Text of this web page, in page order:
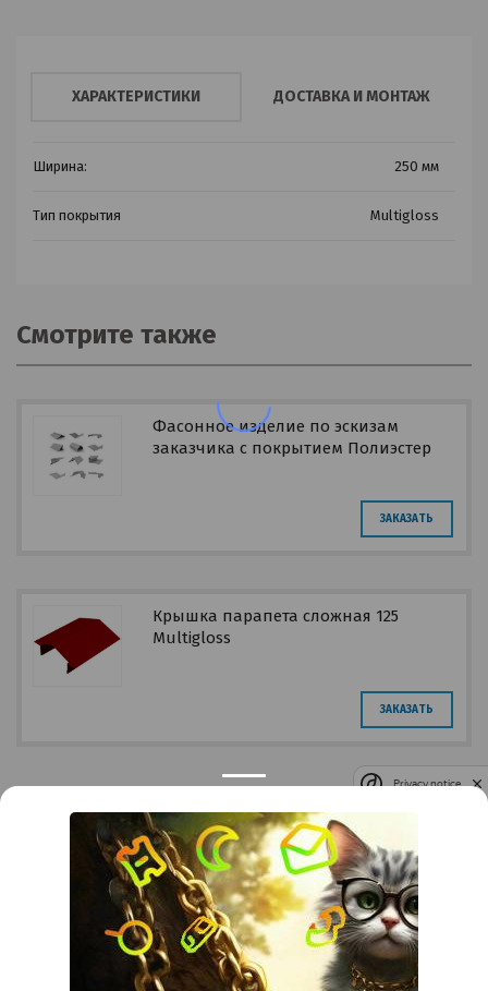
ХАРАКТЕРИСТИКИ ДОСТАВКА И МОНТАЖ
Ширина: 250 мм
Тип покрытия Multigloss
Смотрите также
Фасонное изделие по эскизам
заказчика с покрытием Полиэстер
ЗАКАЗАТЬ
Крышка парапета сложная 125
Multigloss
ЗАКАЗАТЬ
Контакты
Тимашевск Темрюк
+7 (861) 298-41-90 +7 (861) 298-41-90
Российская, дом 269/10А
Privacy notice